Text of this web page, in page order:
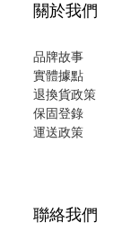
這些部位往往讓人
霉小祕方透過以下
部保持乾燥：鞋子
季改穿通風涼鞋。
流汗時建議多備一
期累積濕氣與過敏
關於我們
品牌故事
實體據點
退換貨政策
保固登錄
運送政策
聯絡我們